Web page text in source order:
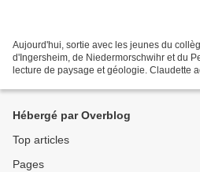
Aujourd'hui, sortie avec les jeunes du
d'Ingersheim, de Niedermorschwihr et du
lecture de paysage et géologie. Claudette
Hébergé par Overblog
Top articles
Pages